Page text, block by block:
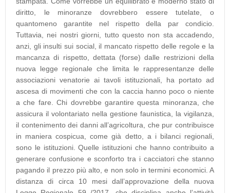
diritto, le minoranze dovrebbero essere tutelate, o
quantomeno garantite nel rispetto della par condicio.
Tuttavia, nei nostri giorni, tutto questo non sta accadendo,
anzi, gli insulti sui social, il mancato rispetto delle regole e la
mancanza di rispetto, dettata (forse) dalle restrizioni della
nuova legge regionale che limita le rappresentanze delle
associazioni venatorie ai tavoli istituzionali, ha portato ad
ascesa di movimenti che con la caccia hanno poco o niente
a che fare. Chi dovrebbe garantire questa minoranza, che
assicura il volontariato nella gestione faunistica, la vigilanza,
il contenimento dei danni all’agricoltura, che pur contribuisce
in maniera cospicua, come già detto, a i bilanci regionali,
sono le istituzioni. Quelle istituzioni che hanno contribuito a
generare confusione e sconforto tra i cacciatori che stanno
pagando il prezzo più alto, e non solo in termini economici. A
distanza di circa 10 mesi dall’approvazione della nuova